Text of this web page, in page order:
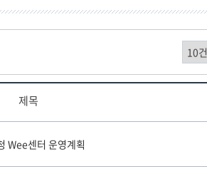
제목
Wee센터 운영계획